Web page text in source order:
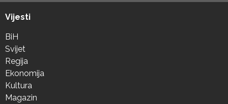
Vijesti
BiH
Svijet
Regija
Ekonomija
Kultura
Magazin